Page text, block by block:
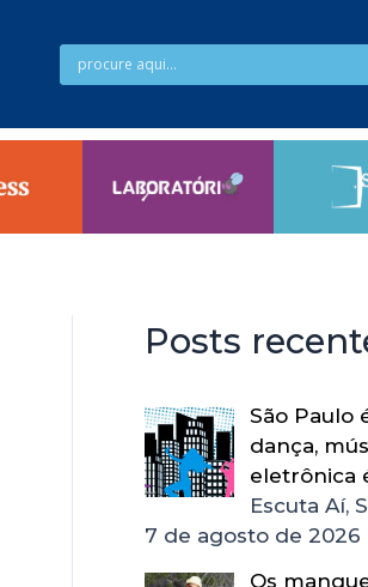
Posts
São Paulo
dança,
eletrônica
Escuta Aí,
7 de agosto de 2026
Os